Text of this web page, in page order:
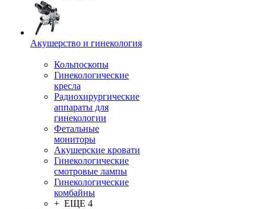
Акушерство и гинекология
Кольпоскопы
Гинекологические
кресла
Радиохирургические
аппараты для
гинекологии
Фетальные
мониторы
Акушерские кровати
Гинекологические
смотровые лампы
Гинекологические
комбайны
+ ЕЩЕ 4